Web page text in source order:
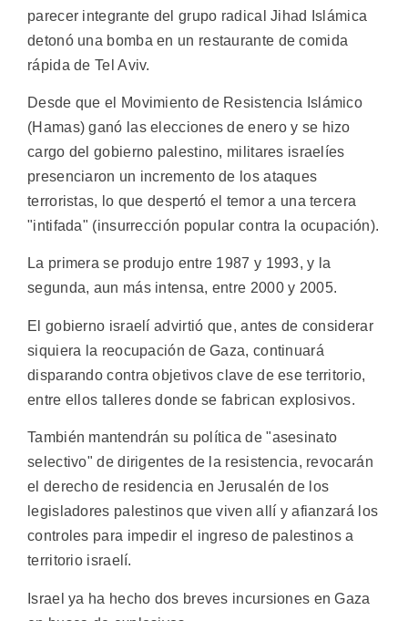
parecer integrante del grupo radical Jihad Islámica
detonó una bomba en un restaurante de comida
rápida de Tel Aviv.
Desde que el Movimiento de Resistencia Islámico
(Hamas) ganó las elecciones de enero y se hizo
cargo del gobierno palestino, militares israelíes
presenciaron un incremento de los ataques
terroristas, lo que despertó el temor a una tercera
"intifada" (insurrección popular contra la ocupación).
La primera se produjo entre 1987 y 1993, y la
segunda, aun más intensa, entre 2000 y 2005.
El gobierno israelí advirtió que, antes de considerar
siquiera la reocupación de Gaza, continuará
disparando contra objetivos clave de ese territorio,
entre ellos talleres donde se fabrican explosivos.
También mantendrán su política de "asesinato
selectivo" de dirigentes de la resistencia, revocarán
el derecho de residencia en Jerusalén de los
legisladores palestinos que viven allí y afianzará los
controles para impedir el ingreso de palestinos a
territorio israelí.
Israel ya ha hecho dos breves incursiones en Gaza